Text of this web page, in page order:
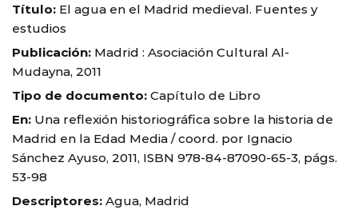
Título: El agua en el Madrid medieval. Fuentes y
estudios
Publicación: Madrid : Asociación Cultural Al-
Mudayna, 2011
Tipo de documento: Capítulo de Libro
En: Una reflexión historiográfica sobre la historia de
Madrid en la Edad Media / coord. por Ignacio
Sánchez Ayuso, 2011, ISBN 978-84-87090-65-3, págs.
53-98
Descriptores: Agua, Madrid